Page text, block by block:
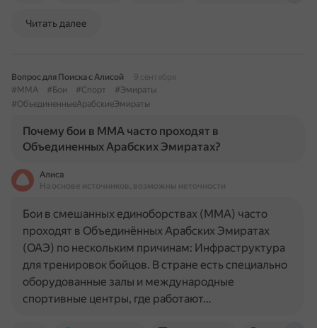
Читать далее
Вопрос для Поиска с Алисой
9 сентября
#ММА
#Бои #Спорт
#Эмираты
#ОбъединенныеАрабскиеЭмираты
Почему бои в ММА часто проходят в
Объединенных Арабских Эмиратах?
Алиса
На основе источников, возможны неточности
Бои в смешанных единоборствах (ММА) часто
проходят в Объединённых Арабских Эмиратах
(ОАЭ) по нескольким причинам: Инфраструктура
для тренировок бойцов. В стране есть специально
оборудованные залы и международные
спортивные центры, где работают…